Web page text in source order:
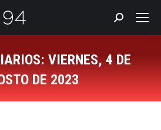
Buscar:
VIERNES, 4 DE
DE 2023